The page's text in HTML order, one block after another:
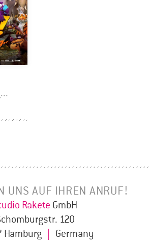
UNS AUF IHREN ANRUF!
Rakete GmbH
120
Hamburg
Germany